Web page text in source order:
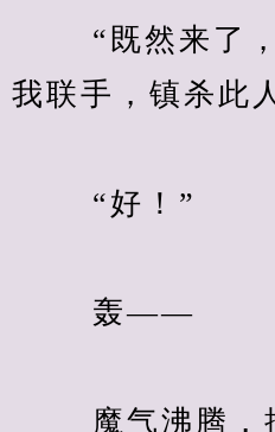
“既然来了，
我联手，镇杀此
“好！”
轰——
魔气沸腾，搅